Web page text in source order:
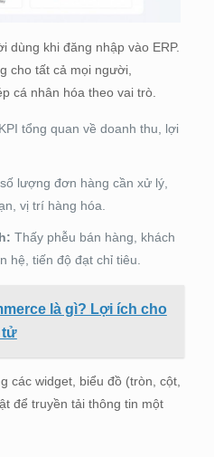
dùng khi đăng nhập vào ERP.
cho tất cả mọi người,
cá nhân hóa theo vai trò.
tổng quan về doanh thu, lợi
lượng đơn hàng cần xử lý,
vị trí hàng hóa.
Thấy phễu bán hàng, khách
hệ, tiến độ đạt chỉ tiêu.
là gì? Lợi ích cho
tử
các widget, biểu đồ (tròn, cột,
để truyền tải thông tin một